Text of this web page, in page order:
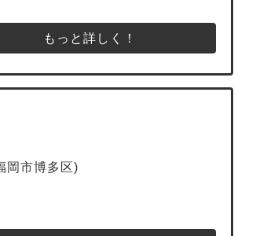
もっと詳しく！
岡市博多区)